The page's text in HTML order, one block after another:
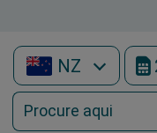
NZ